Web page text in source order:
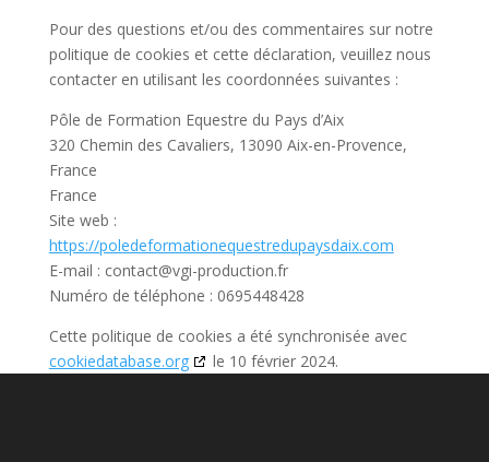
Pour des questions et/ou des commentaires sur notre
politique de cookies et cette déclaration, veuillez nous
contacter en utilisant les coordonnées suivantes :
Pôle de Formation Equestre du Pays d’Aix
320 Chemin des Cavaliers, 13090 Aix-en-Provence,
France
France
Site web :
https://poledeformationequestredupaysdaix.com
E-mail : contact@vgi-production.fr
Numéro de téléphone : 0695448428
Cette politique de cookies a été synchronisée avec
cookiedatabase.org
le 10 février 2024.